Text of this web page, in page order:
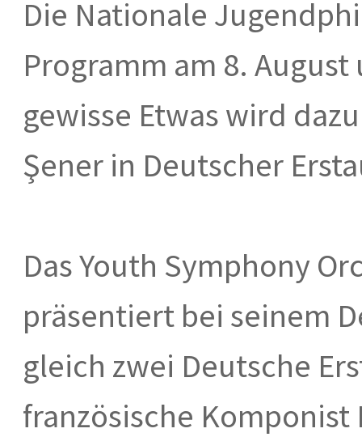
Die Nationale
Programm am 8.
gewisse Etwas wird
Şener in Deutscher
Das Youth Symphony
präsentiert bei seinem
gleich zwei Deutsche
französische